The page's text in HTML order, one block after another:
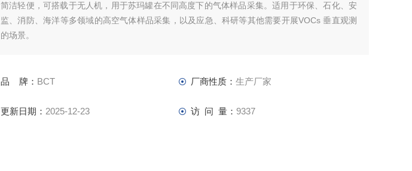
简洁轻便，可搭载于无人机，用于苏玛罐在不同高度下的气体样品采集。适用于环保、石化、安
监、消防、海洋等多领域的高空气体样品采集，以及应急、科研等其他需要开展VOCs 垂直观测
的场景。
品 牌： BCT 厂商性质： 生产厂家
更新日期： 2025-12-23 访 问 量： 9337